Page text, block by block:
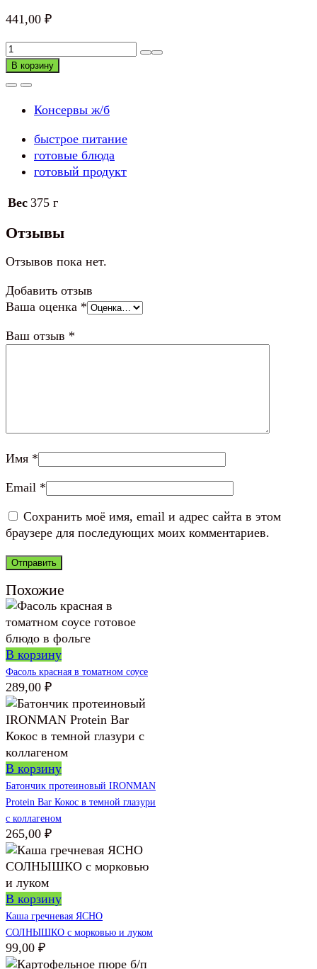
441,00 ₽
Количество
товара
Жаркое
говядины
шампиньонами
Барс
В корзину
Консервы ж/б
быстрое питание
готовые блюда
готовый продукт
Вес 375 г
Отзывы
Отзывов пока нет.
Добавить отзыв
Ваша оценка *
Ваш отзыв *
Имя *
Email *
Сохранить моё имя, email и адрес сайта в этом
браузере для последующих моих комментариев.
Похожие
В корзину
Фасоль красная в томатном соусе
289,00 ₽
В корзину
Батончик протеиновый IRONMAN
Protein Bar Кокос в темной глазури
с коллагеном
265,00 ₽
В корзину
Каша гречневая ЯСНО
СОЛНЫШКО с морковью и луком
99,00 ₽